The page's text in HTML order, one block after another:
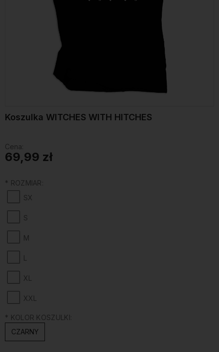
Koszulka WITCHES WITH HITCHES
Cena:
69,99 zł
* ROZMIAR:
SX
S
M
L
XL
XXL
* KOLOR KOSZULKI:
CZARNY